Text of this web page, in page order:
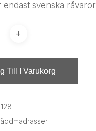
endast svenska råvaror
Till I Varukorg